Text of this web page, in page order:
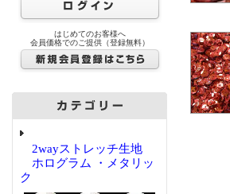
はじめてのお客様へ
会員価格でのご提供（登録無料）
2wayストレッチ生地
ホログラム ・メタリッ
ク